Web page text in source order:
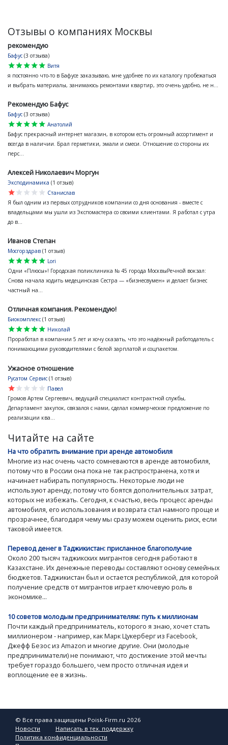
Отзывы о компаниях Москвы
рекомендую
Бафус (3 отзыва)
star
star
star
star
star
Витя
я постоянно что-то в Бафусе заказываю, мне удобнее по их каталогу пробежаться
и выбрать материалы, занимаюсь ремонтами квартир, это очень удобно, не н...
Рекомендую Бафус
Бафус (3 отзыва)
star
star
star
star
star
Анатолий
Бафус прекрасный интернет магазин, в котором есть огромный ассортимент и
всегда в наличии. Брал герметики, эмали и смеси. Отношение со стороны их
перс...
Алексей Николаевич Моргун
Эксподинамика (1 отзыв)
star
star
star
star
star
Станислав
Я был одним из первых сотрудников компании со дня основания - вместе с
владельцами мы ушли из Экспомастера со своими клиентами. Я работал с утра
до в...
Иванов Степан
Мосгорздрав (1 отзыв)
star
star
star
star
star
Lori
Одни «Плюсы»! Городская поликлиника № 45 города МосквыРечной вокзал:
Снова начала ходить медецинская Сестра — «бизнесвумен» и делает бизнес
частный на...
Отличная компания. Рекомендую!
Биокомплекс (1 отзыв)
star
star
star
star
star
Николай
Проработал в компании 5 лет и хочу сказать, что это надёжный работодатель с
понимающими руководителями с белой зарплатой и соцпакетом.
Ужасное отношение
Русатом Сервис (1 отзыв)
star
star
star
star
star
Павел
Громов Артем Сергеевич, ведущий специалист контрактной службы,
Департамент закупок, связался с нами, сделал коммерческое предложение по
реализации ква...
Читайте на сайте
На что обратить внимание при аренде автомобиля
Многие из нас очень часто сомневаются в аренде автомобиля,
потому что в России она пока не так распространена, хотя и
начинает набирать популярность. Некоторые люди не
используют аренду, потому что боятся дополнительных затрат,
которых не избежать. Сегодня, к счастью, весь процесс аренды
автомобиля, его использования и возврата стал намного проще и
прозрачнее, благодаря чему мы сразу можем оценить риск, если
таковой имеется.
Перевод денег в Таджикистан: присланное благополучие
Около 200 тысяч таджикских мигрантов сегодня работают в
Казахстане. Их денежные переводы составляют основу семейных
бюджетов. Таджикистан был и остается республикой, для которой
получение средств от мигрантов играет ключевую роль в
экономике...
10 советов молодым предпринимателям: путь к миллионам
Почти каждый предприниматель, которого я знаю, хочет стать
миллионером - например, как Марк Цукерберг из Facebook,
Джефф Безос из Amazon и многие другие. Они (молодые
предприниматели) не понимают, что достижение этой мечты
требует гораздо большего, чем просто отличная идея и
воплощение ее в жизнь.
© Все права защищены Poisk-Firm.ru 2026
Новости
Написать в тех. поддержку
Политика конфиденциальности